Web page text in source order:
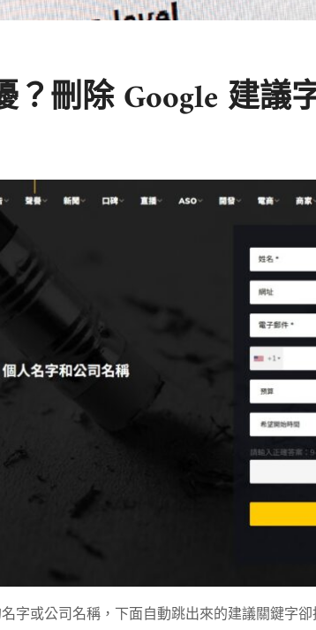
刪除 Google 建議
或公司名稱，下面自動跳出來的建議關鍵字